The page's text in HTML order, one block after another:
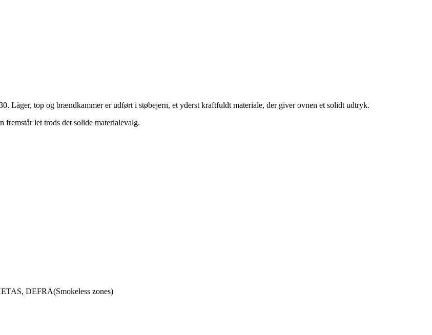
Låger, top og brændkammer er udført i støbejern, et yderst kraftfuldt materiale, der giver ovnen et solidt udtryk.
fremstår let trods det solide materialevalg.
DEFRA(Smokeless zones)